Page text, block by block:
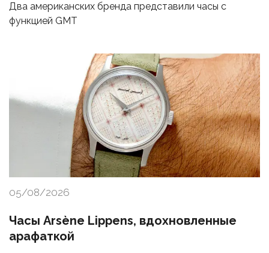
Два американских бренда представили часы с
функцией GMT
05/08/2026
Часы Arsène Lippens, вдохновленные
арафаткой